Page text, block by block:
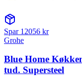
Spar 12056 kr
Grohe
Blue Home
tud. Supersteel